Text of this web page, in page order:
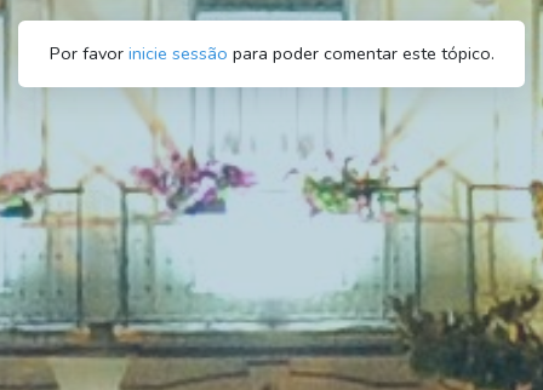
Por favor inicie sessão para poder comentar este tópico.